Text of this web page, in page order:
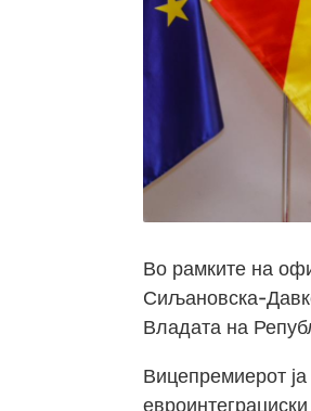
Во рамките на
Сиљановска-
Владата на
Вицепремиерот